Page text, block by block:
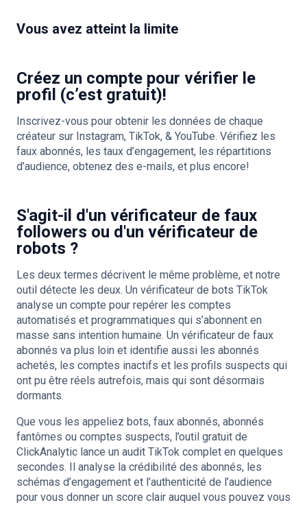
Vous avez atteint la limite
Créez un compte pour vérifier le
profil (c’est gratuit)!
Inscrivez-vous pour obtenir les données de chaque
créateur sur Instagram, TikTok, & YouTube. Vérifiez les
faux abonnés, les taux d’engagement, les répartitions
d’audience, obtenez des e-mails, et plus encore!
S'agit-il d'un vérificateur de faux
followers ou d'un vérificateur de
robots ?
Les deux termes décrivent le même problème, et notre
outil détecte les deux. Un vérificateur de bots TikTok
analyse un compte pour repérer les comptes
automatisés et programmatiques qui s’abonnent en
masse sans intention humaine. Un vérificateur de faux
abonnés va plus loin et identifie aussi les abonnés
achetés, les comptes inactifs et les profils suspects qui
ont pu être réels autrefois, mais qui sont désormais
dormants.
Que vous les appeliez bots, faux abonnés, abonnés
fantômes ou comptes suspects, l’outil gratuit de
ClickAnalytic lance un audit TikTok complet en quelques
secondes. Il analyse la crédibilité des abonnés, les
schémas d’engagement et l’authenticité de l’audience
pour vous donner un score clair auquel vous pouvez vous